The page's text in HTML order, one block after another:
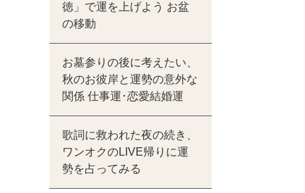
徳」で運を上げよう お盆
の移動
お墓参りの後に考えたい、
秋のお彼岸と運勢の意外な
関係 仕事運･恋愛結婚運
歌詞に救われた夜の続き、
ワンオクのLIVE帰りに運
勢を占ってみる